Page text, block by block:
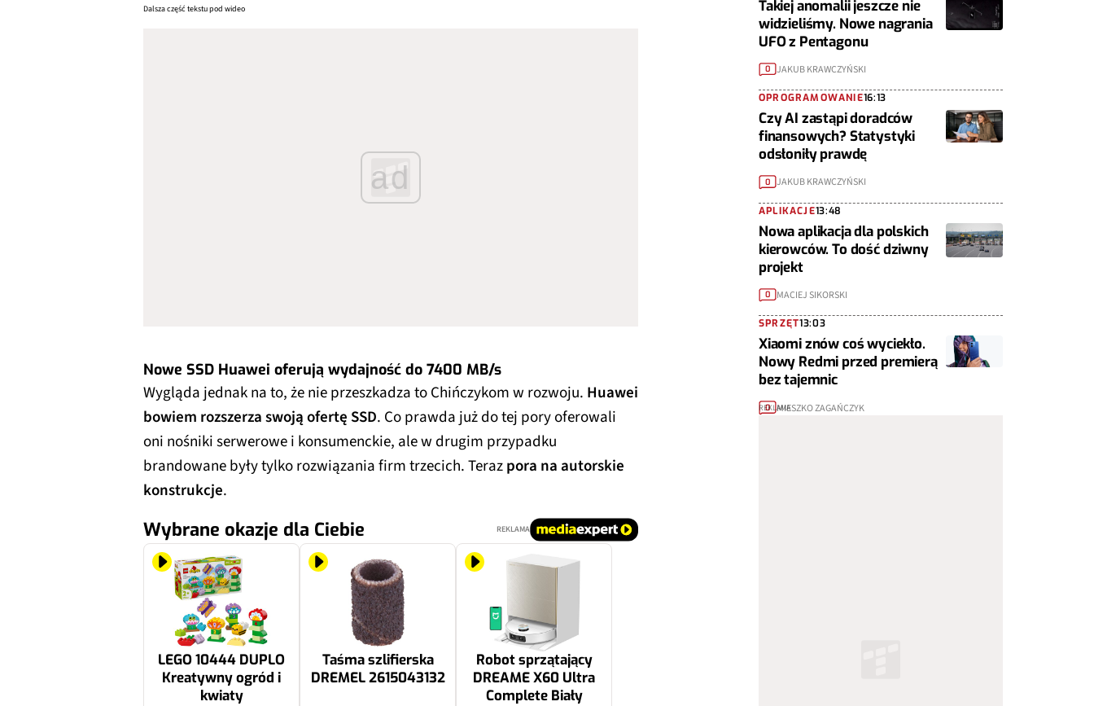
Dalsza część tekstu pod wideo
ad
Nowe SSD Huawei oferują wydajność do 7400 MB/s
Wygląda jednak na to, że nie przeszkadza to Chińczykom w rozwoju. Huawei
bowiem rozszerza swoją ofertę SSD. Co prawda już do tej pory oferowali
oni nośniki serwerowe i konsumenckie, ale w drugim przypadku
brandowane były tylko rozwiązania firm trzecich. Terazpora na autorskie
konstrukcje.
Wybrane okazje dla Ciebie REKLAMA
LEGO 10444 DUPLO
Kreatywny ogród i
kwiaty
Taśma szlifierska
DREMEL 2615043132
Robot sprzątający
DREAME X60 Ultra
Complete Biały
Takiej anomalii jeszcze nie
widzieliśmy. Nowe nagrania
UFO z Pentagonu
0 JAKUB KRAWCZYŃSKI
OPROGRAMOWANIE16:13
Czy AI zastąpi doradców
finansowych? Statystyki
odsłoniły prawdę
0 JAKUB KRAWCZYŃSKI
APLIKACJE13:48
Nowa aplikacja dla polskich
kierowców. To dość dziwny
projekt
0 MACIEJ SIKORSKI
SPRZĘT13:03
Xiaomi znów coś wyciekło.
Nowy Redmi przed premierą
bez tajemnic
0 MIESZKO ZAGAŃCZYK